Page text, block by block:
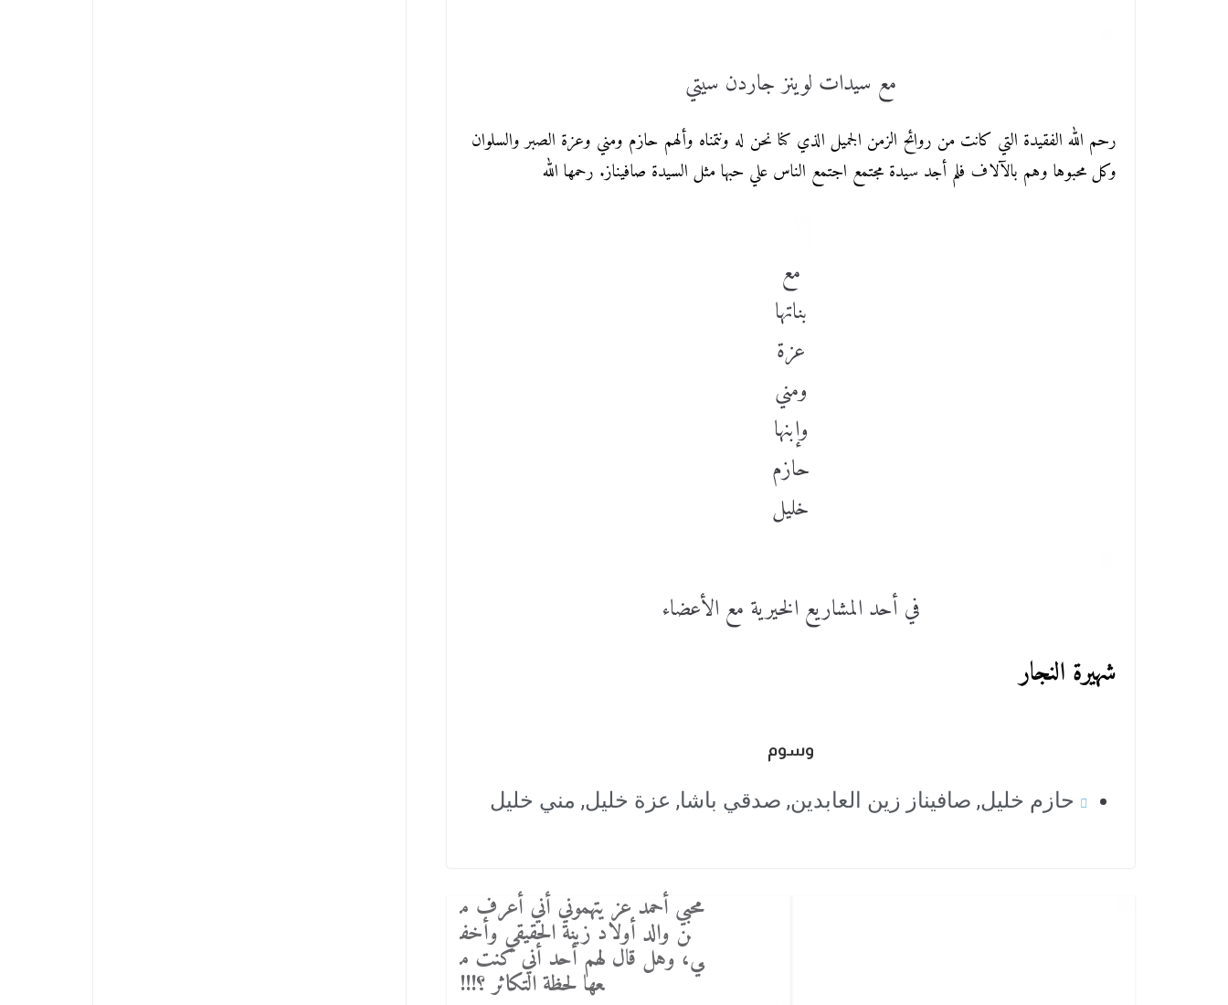
مع سيدات لوينز جاردن سيتي
رحم الله الفقيدة التي كانت من روائح الزمن الجميل الذي كنا نحن له ونتمناه وألهم حازم ومني وعزة الصبر والسلوان
وكل محبوها وهم بالآلاف فلم أجد سيدة مجتمع اجتمع الناس علي حبها مثل السيدة صافيناز. رحمها الله
مع
بناتها
عزة
ومني
وإبنها
حازم
خليل
في أحد المشاريع الخيرية مع الأعضاء
شهيرة النجار
وسوم
حازم خليل, صافيناز زين العابدين, صدقي باشا, عزة خليل, مني خليل
محبي أحمد عز يتهموني أني أعرف م
ن والد أولاد زينة الحقيقي وأخف
ي، وهل قال لهم أحد أني كنت م
عها لحظة التكاثر ؟!!!